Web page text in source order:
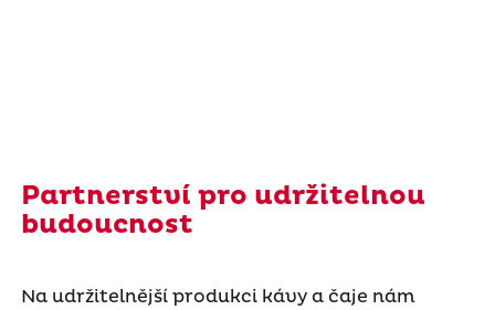
Partnerství pro udržitelnou
budoucnost
Na udržitelnější produkci kávy a čaje nám